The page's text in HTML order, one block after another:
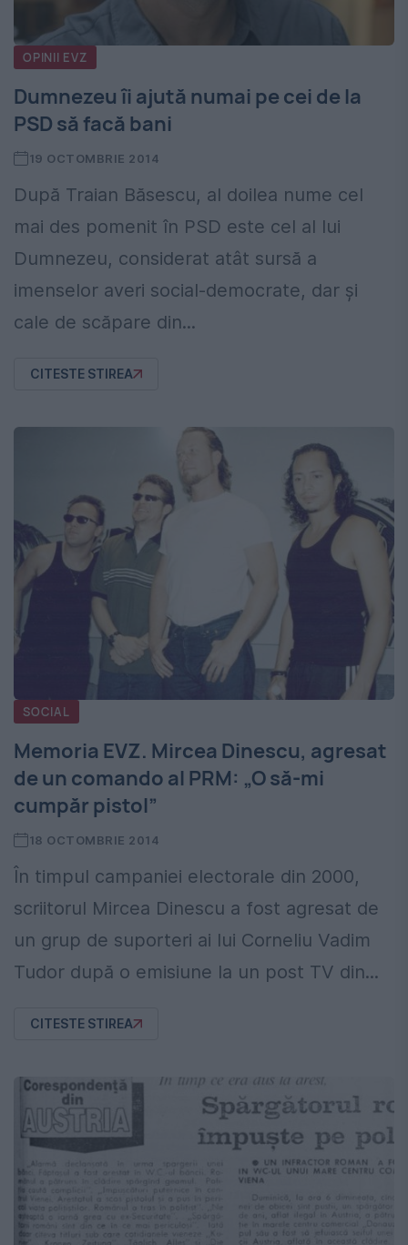
OPINII EVZ
Dumnezeu îi ajută numai pe cei de la
PSD să facă bani
19 OCTOMBRIE 2014
După Traian Băsescu, al doilea nume cel
mai des pomenit în PSD este cel al lui
Dumnezeu, considerat atât sursă a
imenselor averi social-democrate, dar şi
cale de scăpare din...
CITESTE STIREA
SOCIAL
Memoria EVZ. Mircea Dinescu, agresat
de un comando al PRM: „O să-mi
cumpăr pistol”
18 OCTOMBRIE 2014
În timpul campaniei electorale din 2000,
scriitorul Mircea Dinescu a fost agresat de
un grup de suporteri ai lui Corneliu Vadim
Tudor după o emisiune la un post TV din...
CITESTE STIREA